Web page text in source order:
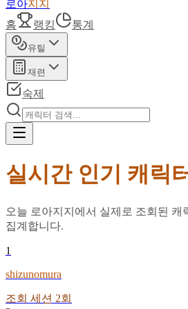
로아지지
홈
랭킹 통계
유틸
재련
숙제
실시간 인기 캐릭
오늘 로아지지에서 실제로 조회된 캐
집계합니다.
1
shizunomura
조회 세션 2회